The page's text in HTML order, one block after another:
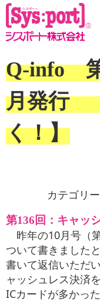
Q-info
月発行
く！】
カテゴリ
第136回：キャッ
昨年の10月号（
ついて書きました
書いて返信いただ
ャッシュレス決済
ICカードが多かった